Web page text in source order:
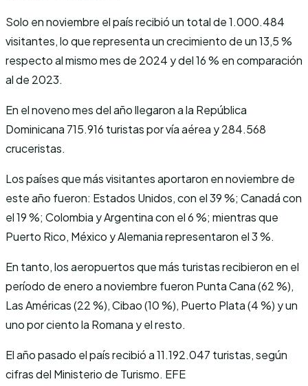
Solo en noviembre el país recibió un total de 1.000.484
visitantes, lo que representa un crecimiento de un 13,5 %
respecto al mismo mes de 2024 y del 16 % en comparación
al de 2023.
En el noveno mes del año llegaron a la República
Dominicana 715.916 turistas por vía aérea y 284.568
cruceristas.
Los países que más visitantes aportaron en noviembre de
este año fueron: Estados Unidos, con el 39 %; Canadá con
el 19 %; Colombia y Argentina con el 6 %; mientras que
Puerto Rico, México y Alemania representaron el 3 %.
En tanto, los aeropuertos que más turistas recibieron en el
período de enero a noviembre fueron Punta Cana (62 %),
Las Américas (22 %), Cibao (10 %), Puerto Plata (4 %) y un
uno por ciento la Romana y el resto.
El año pasado el país recibió a 11.192.047 turistas, según
cifras del Ministerio de Turismo. EFE